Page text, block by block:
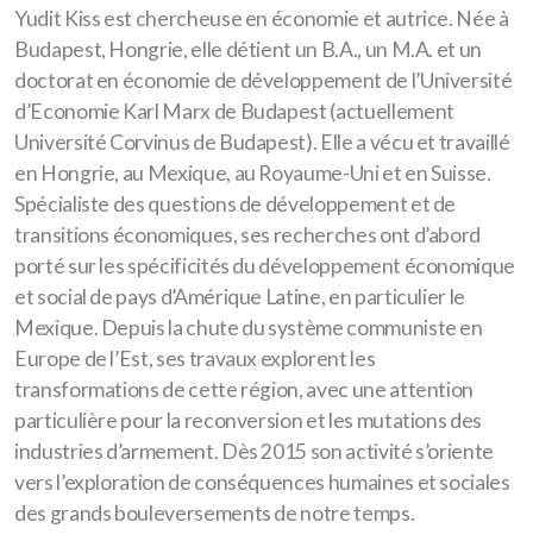
Yudit Kiss est chercheuse en économie et autrice. Née à
Budapest, Hongrie, elle détient un B.A., un M.A. et un
doctorat en économie de développement de l’Université
d’Economie Karl Marx de Budapest (actuellement
Université Corvinus de Budapest). Elle a vécu et travaillé
en Hongrie, au Mexique, au Royaume-Uni et en Suisse.
Spécialiste des questions de développement et de
transitions économiques, ses recherches ont d’abord
porté sur les spécificités du développement économique
et social de pays d’Amérique Latine, en particulier le
Mexique. Depuis la chute du système communiste en
Europe de l’Est, ses travaux explorent les
transformations de cette région, avec une attention
particulière pour la reconversion et les mutations des
industries d’armement. Dès 2015 son activité s’oriente
vers l’exploration de conséquences humaines et sociales
des grands bouleversements de notre temps.
Hungary
The Defence Industry in East-Central Europe
Regional and employment consequences of the
defence industry transformation in East Central
Europe